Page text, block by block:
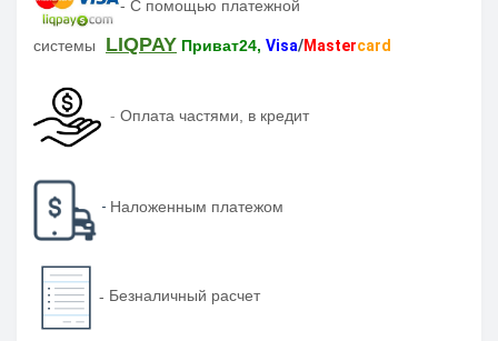
- С помощью платежной
системы LIQPAY Приват24, Visa/Mastercard
- Оплата частями, в кредит
- Наложенным платежом
- Безналичный расчет